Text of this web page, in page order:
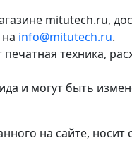
mitutech.ru,
info@mitutech.ru.
техника,
и могут быть
на сайте, носит